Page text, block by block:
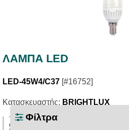
Φίλτρα
ΛΑΜΠΑ LED
LED-45W4/C37 [#16752]
Κατασκευαστής: BRIGHTLUX
Τυπος: CANDLE LED
Θερμοκρασία χρώματος: WARM 3000K